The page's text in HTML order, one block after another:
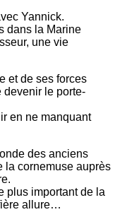
Yannick.
dans la Marine
une vie
et de ses forces
devenir le porte-
en ne manquant
des anciens
la cornemuse auprès
plus important de la
allure…